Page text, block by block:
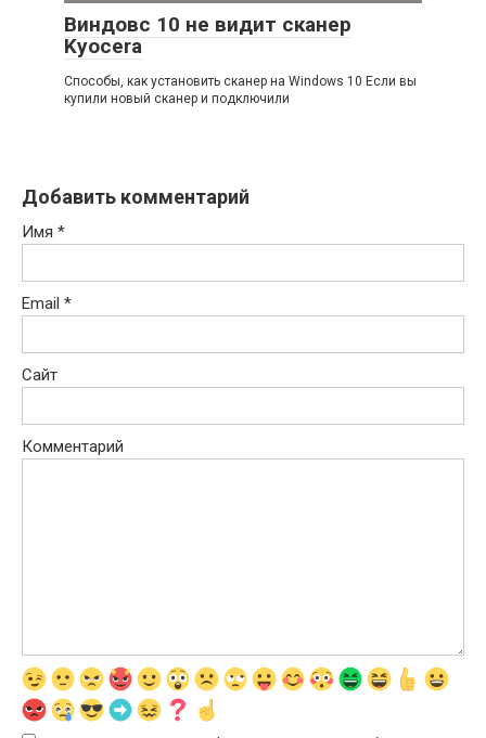
Виндовс 10 не видит сканер
Kyocera
Способы, как установить сканер на Windows 10 Если вы
купили новый сканер и подключили
Добавить комментарий
Имя *
Email *
Сайт
Комментарий